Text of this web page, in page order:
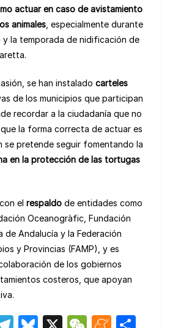
actuar en caso de avistamiento
animales, especialmente durante
y la temporada de nidificación de
se han instalado carteles
de los municipios que participan
recordar a la ciudadanía que no
la forma correcta de actuar es
se pretende seguir fomentando la
en la protección de las tortugas
el respaldo de entidades como
Oceanogràfic, Fundación
de Andalucía y la Federación
y Provincias (FAMP), y es
de los gobiernos
costeros, que apoyan